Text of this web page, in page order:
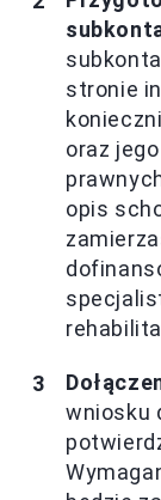
stronie
oraz
opis
wniosku